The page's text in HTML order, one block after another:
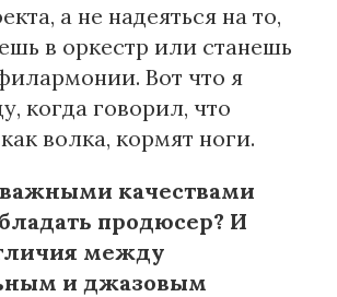
а не надеяться на то,
в оркестр или станешь
Вот что я
когда говорил, что
волка, кормят ноги.
качествами
продюсер? И
между
и джазовым